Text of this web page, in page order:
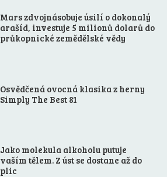
Mars zdvojnásobuje úsilí o dokonalý
arašíd, investuje 5 milionů dolarů do
průkopnické zemědělské vědy
Osvědčená ovocná klasika z herny
Simply The Best 81
Jako molekula alkoholu putuje
vaším tělem. Z úst se dostane až do
plic